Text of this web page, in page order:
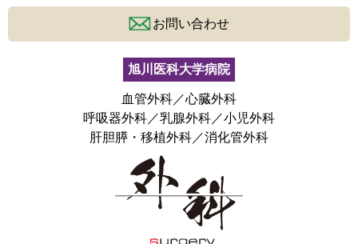
お問い合わせ
旭川医科大学病院
血管外科／心臓外科
呼吸器外科／乳腺外科／小児外科
肝胆膵・移植外科／消化管外科